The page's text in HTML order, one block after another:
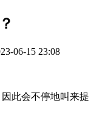
06-15 23:08
此会不停地叫来提